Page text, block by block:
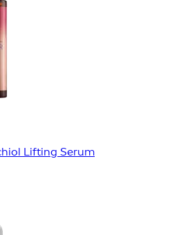
Lifting Serum